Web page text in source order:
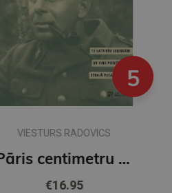
5
VIESTURS RADOVICS
Pāris centimetru dzīves
€16.95